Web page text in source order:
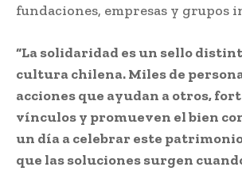
fundaciones, empresas y grupos
“La solidaridad es un sello
cultura chilena. Miles de
acciones que ayudan a otros,
vínculos y promueven el bien
un día a celebrar este
que las soluciones surgen